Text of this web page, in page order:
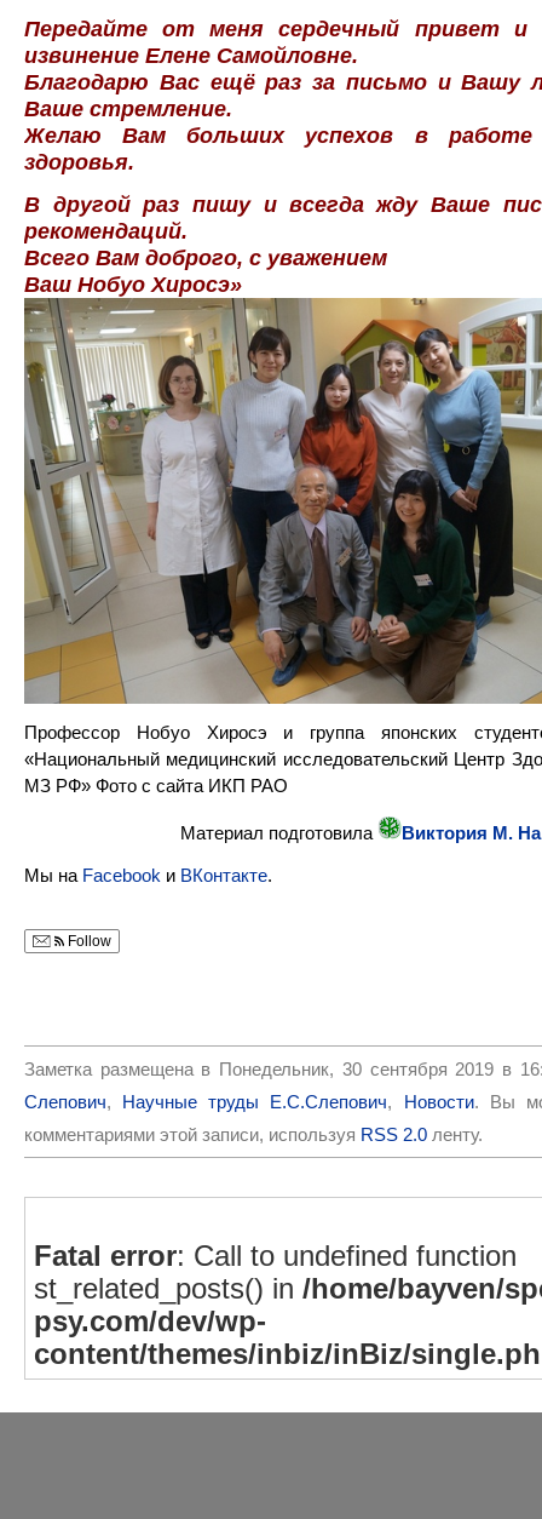
Передайте от меня сердечный привет и
извинение Елене Самойловне.
Благодарю Вас ещё раз за письмо и Вашу
Ваше стремление.
Желаю Вам больших успехов в работе
здоровья.
В другой раз пишу и всегда жду Ваше
рекомендаций.
Всего Вам доброго, с уважением
Ваш Нобуо Хиросэ»
Профессор Нобуо Хиросэ и группа японских
«Национальный медицинский исследовательский Центр
МЗ РФ» Фото с сайта ИКП РАО
Материал подготовила Виктория М.
Мы на Facebook и ВКонтакте.
Follow
Заметка размещена в Понедельник, 30 сентября 2019 в
Слепович, Научные труды Е.С.Слепович, Новости. Вы
комментариями этой записи, используя RSS 2.0 ленту.
Fatal error: Call to undefined function
st_related_posts() in /home/bayven/
psy.com/dev/wp-
content/themes/inbiz/inBiz/